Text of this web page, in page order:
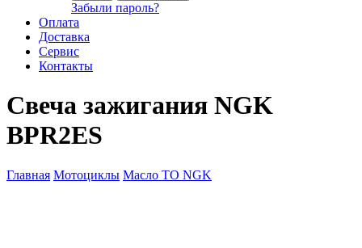
Забыли пароль?
Оплата
Доставка
Сервис
Контакты
Свеча зажигания NGK
BPR2ES
Главная Мотоциклы Масло ТО NGK